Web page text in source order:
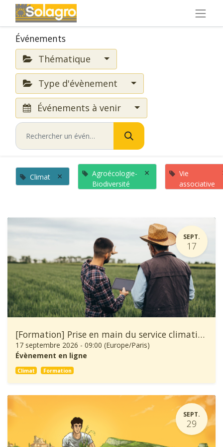
Événements
Thématique
Type d'évènement
Événements à venir
Climat ×
Agroécologie-
Biodiversité
×
Vie
associative
SEPT.
17
[Formation] Prise en main du service climatique Climadiag Agriculture et Forêt
17 septembre 2026 - 09:00 (Europe/Paris)
Évènement en ligne
Climat Formation
SEPT.
29